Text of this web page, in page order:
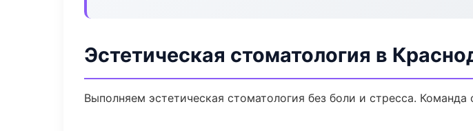
Эстетическая стоматология в
Выполняем эстетическая стоматология без боли и стресса.